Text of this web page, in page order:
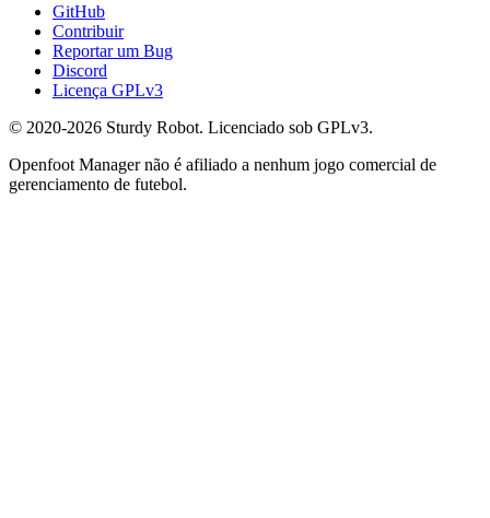
GitHub
Contribuir
Reportar um Bug
Discord
Licença GPLv3
© 2020-2026 Sturdy Robot. Licenciado sob GPLv3.
Openfoot Manager não é afiliado a nenhum jogo comercial de
gerenciamento de futebol.